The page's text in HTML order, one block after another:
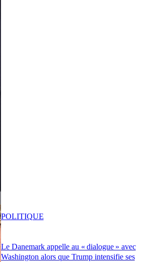
Le Danemark appelle au « dialogue » avec
Washington alors que Trump intensifie ses
POLITIQUE